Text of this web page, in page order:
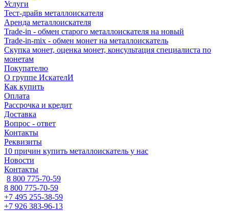
Услуги
Тест-драйв металлоискателя
Аренда металлоискателя
Trade-in - обмен старого металлоискателя на новый
Trade-in-mix - обмен монет на металлоискатель
Скупка монет, оценка монет, консультация специалиста по
монетам
Покупателю
О группе ИскателИ
Как купить
Оплата
Рассрочка и кредит
Доставка
Вопрос - ответ
Контакты
Реквизиты
10 причин купить металлоискатель у нас
Новости
Контакты
8 800 775-70-59
8 800 775-70-59
+7 495 255-38-59
+7 926 383-96-13